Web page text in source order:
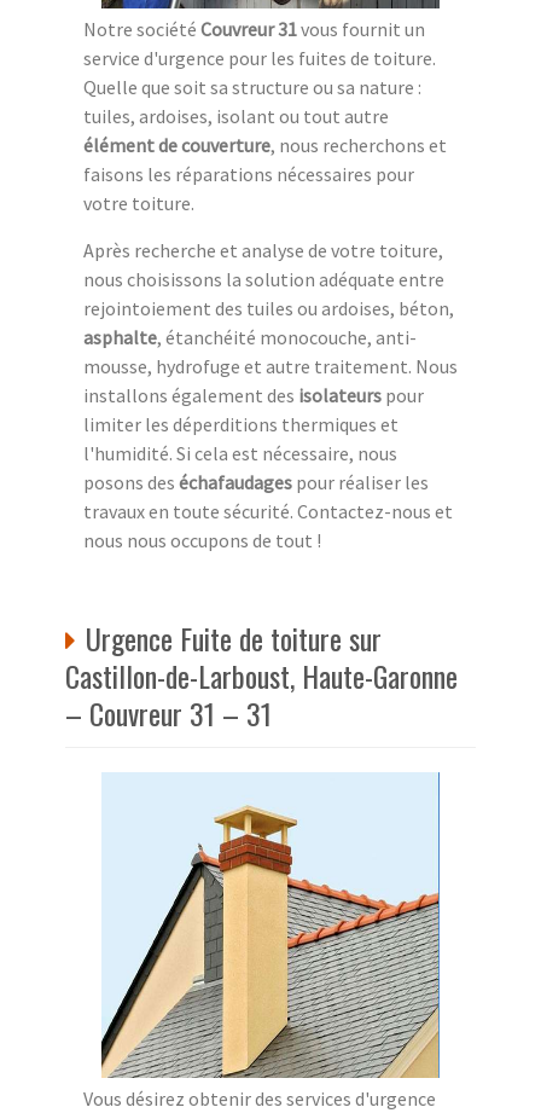
Notre société Couvreur 31vous fournit un
service d'urgence pour les fuites de toiture.
Quelle que soit sa structure ou sa nature :
tuiles, ardoises, isolant ou tout autre
élément de couverture, nous recherchons et
faisons les réparations nécessaires pour
votre toiture.
Après recherche et analyse de votre toiture,
nous choisissons la solution adéquate entre
rejointoiement des tuiles ou ardoises, béton,
asphalte, étanchéité monocouche, anti-
mousse, hydrofuge et autre traitement. Nous
installons également des isolateurs pour
limiter les déperditions thermiques et
l'humidité. Si cela est nécessaire, nous
posons des échafaudages pour réaliser les
travaux en toute sécurité. Contactez-nous et
nous nous occupons de tout !
Urgence Fuite de toiture sur
Castillon-de-Larboust, Haute-Garonne
– Couvreur 31 – 31
Vous désirez obtenir des services d'urgence